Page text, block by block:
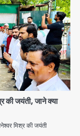
की जयंती, जाने क्या
मिश्र की जयंती
के जनाजे में उमड़ी
लखनऊ जेल से लखनऊ
हरियाणा
बेटे ने मर्सिडीज से
महिला की मौत
पीछे ट्रंप का दबाव?